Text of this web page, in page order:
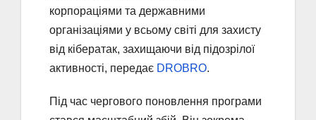
корпораціями та державними
організаціями у всьому світі для захисту
від кібератак, захищаючи від підозрілої
активності, передає DROBRO.
Під час чергового поновлення програми